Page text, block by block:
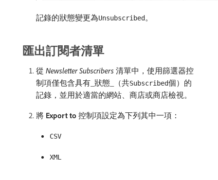
記錄的狀態變更為Unsubscribed。
匯出訂閱者清單
從​ Newsletter Subscribers ​清單中，使用篩選器控
制項僅包含具有_​狀態​_（共Subscribed個）的
記錄，並用於適當的網站、商店或商店檢視。
將​ Export to ​控制項設定為下列其中一項：
CSV
XML